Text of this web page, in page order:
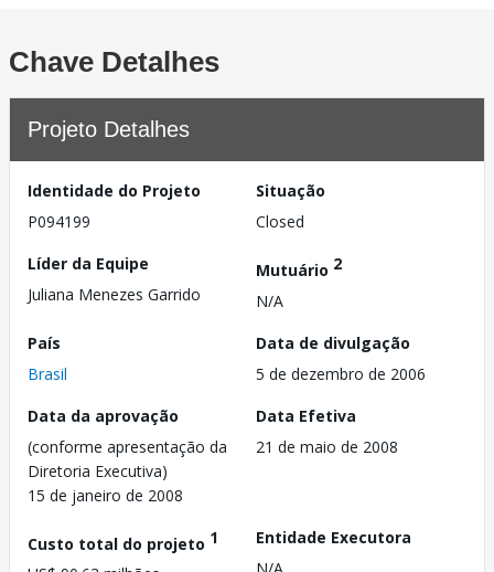
Chave Detalhes
Projeto Detalhes
Identidade do Projeto
P094199
Situação
Closed
Líder da Equipe
Juliana Menezes Garrido
Mutuário 2
N/A
País
Brasil
Data de divulgação
5 de dezembro de 2006
Data da aprovação
(conforme apresentação da
Diretoria Executiva)
15 de janeiro de 2008
Data Efetiva
21 de maio de 2008
Custo total do projeto 1
Entidade Executora
N/A